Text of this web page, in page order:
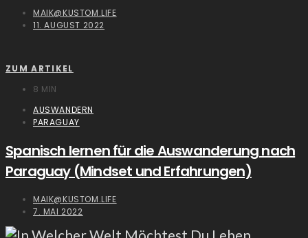
MAIK@KUSTOM.LIFE
11. AUGUST 2022
ZUM ARTIKEL
8 MIN
AUSWANDERN
PARAGUAY
Spanisch lernen für die Auswanderung nach
Paraguay (Mindset und Erfahrungen)
MAIK@KUSTOM.LIFE
7. MAI 2022